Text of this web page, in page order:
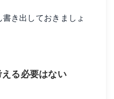
き出しておきましょ
る必要はない